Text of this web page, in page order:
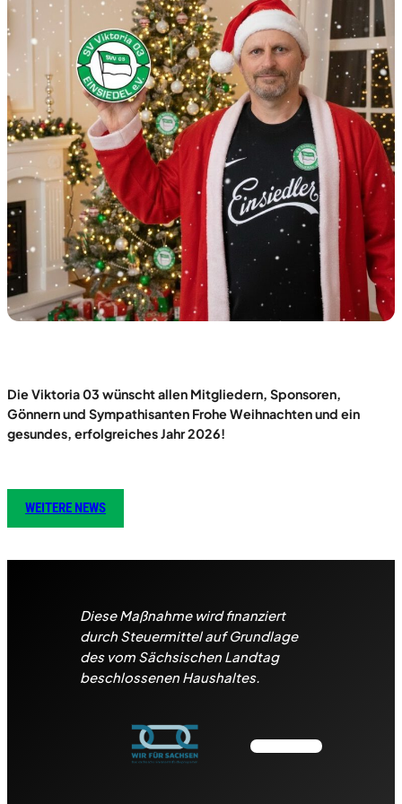
Die Viktoria 03 wünscht allen Mitgliedern, Sponsoren,
Gönnern und Sympathisanten Frohe Weihnachten und ein
gesundes, erfolgreiches Jahr 2026!
WEITERE NEWS
Diese Maßnahme wird finanziert
durch Steuermittel auf Grundlage
des vom Sächsischen Landtag
beschlossenen Haushaltes.